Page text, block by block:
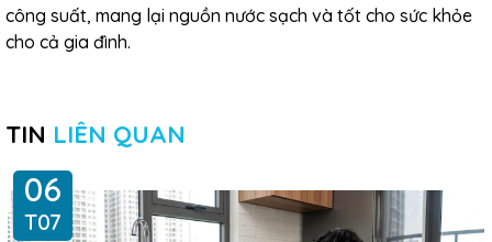
công suất, mang lại nguồn nước sạch và tốt cho sức khỏe
cho cả gia đình.
TIN LIÊN QUAN
06
T07